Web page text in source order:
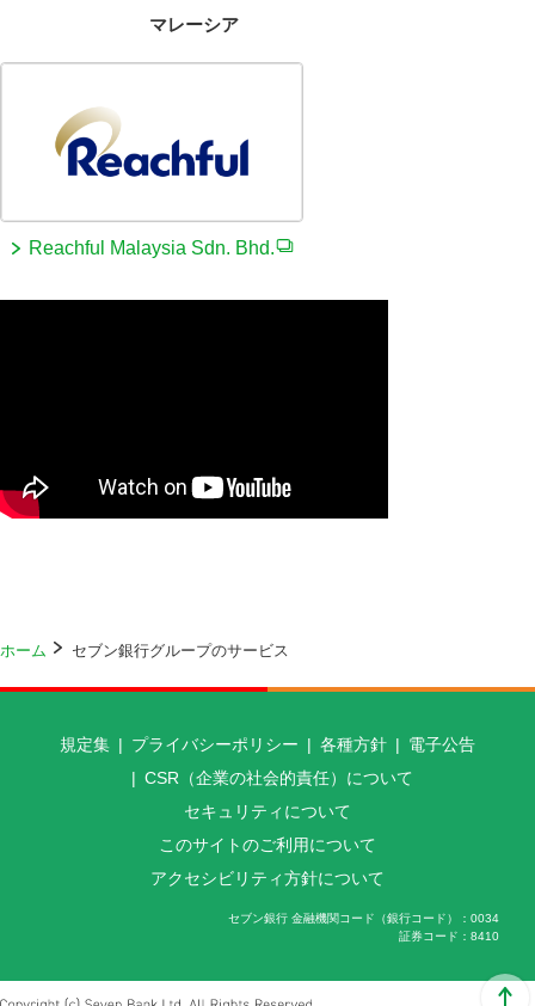
マレーシア
Reachful Malaysia Sdn. Bhd.
ホーム セブン銀行グループのサービス
規定集 プライバシーポリシー 各種方針
電子公告
CSR（企業の社会的責任）について
セキュリティについて
このサイトのご利用について
アクセシビリティ方針について
セブン銀行 金融機関コード（銀行コード）
0034
証券コード
8410